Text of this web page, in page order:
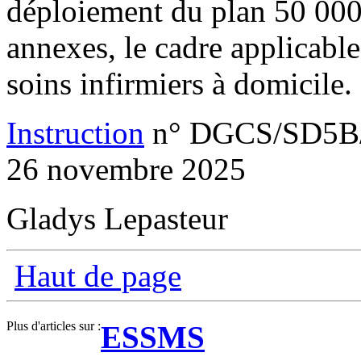
déploiement du plan 50
annexes, le cadre
soins infirmiers à domicile.
Instruction n° DGCS/
26 novembre 2025
Gladys Lepasteur
Haut de page
Plus d'articles sur :ESSMS